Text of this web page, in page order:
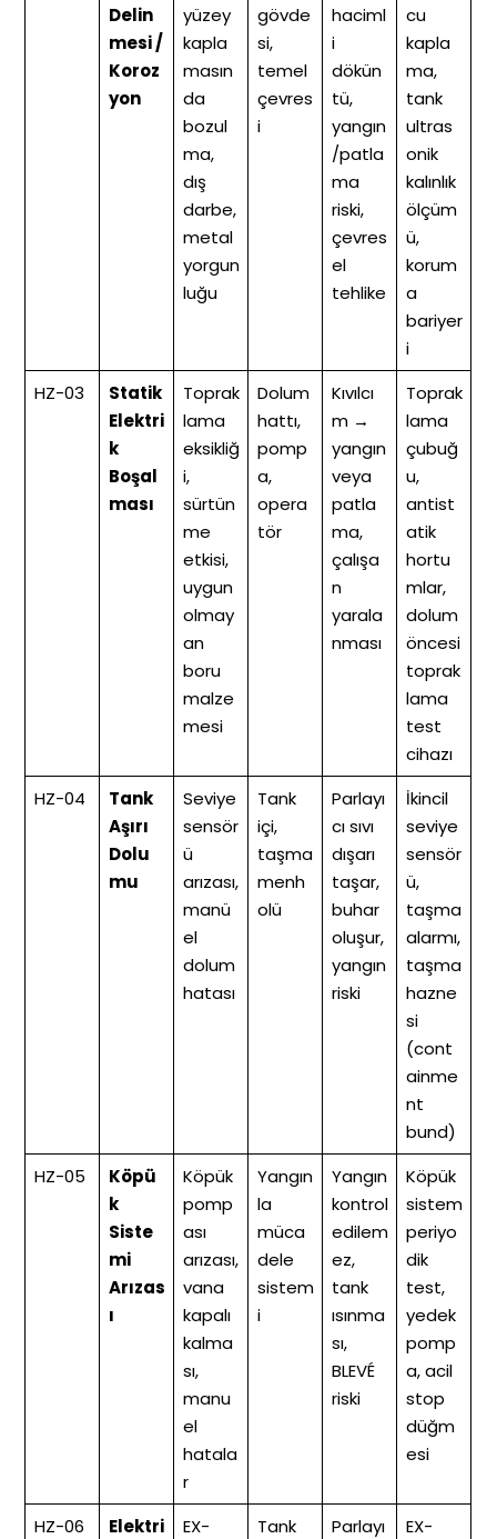
Delin
mesi /
Koroz
yon
yüzey
kapla
masın
da
bozul
ma,
dış
darbe,
metal
yorgun
luğu
gövde
si,
temel
çevres
i
haciml
i
dökün
tü,
yangın
/patla
ma
riski,
çevres
el
tehlike
cu
kapla
ma,
tank
ultras
onik
kalınlık
ölçüm
ü,
korum
a
bariyer
i
HZ-03
Statik
Elektri
k
Boşal
ması
Toprak
lama
eksikliğ
i,
sürtün
me
etkisi,
uygun
olmay
an
boru
malze
mesi
Dolum
hattı,
pomp
a,
opera
tör
Kıvılcı
m →
yangın
veya
patla
ma,
çalışa
n
yarala
nması
Toprak
lama
çubuğ
u,
antist
atik
hortu
mlar,
dolum
öncesi
toprak
lama
test
cihazı
HZ-04
Tank
Aşırı
Dolu
mu
Seviye
sensör
ü
arızası,
manü
el
dolum
hatası
Tank
içi,
taşma
menh
olü
Parlayı
cı sıvı
dışarı
taşar,
buhar
oluşur,
yangın
riski
İkincil
seviye
sensör
ü,
taşma
alarmı,
taşma
hazne
si
(cont
ainme
nt
bund)
HZ-05
Köpü
k
Siste
mi
Arızas
ı
Köpük
pomp
ası
arızası,
vana
kapalı
kalma
sı,
manu
el
hatala
r
Yangın
la
müca
dele
sistem
i
Yangın
kontrol
edilem
ez,
tank
ısınma
sı,
BLEVÉ
riski
Köpük
sistem
periyo
dik
test,
yedek
pomp
a, acil
stop
düğm
esi
HZ-06
Elektri
EX-
Tank
Parlayı
EX-